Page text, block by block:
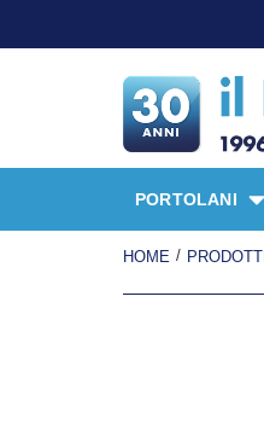
PORTOLANI
HOME / PRODOTTI